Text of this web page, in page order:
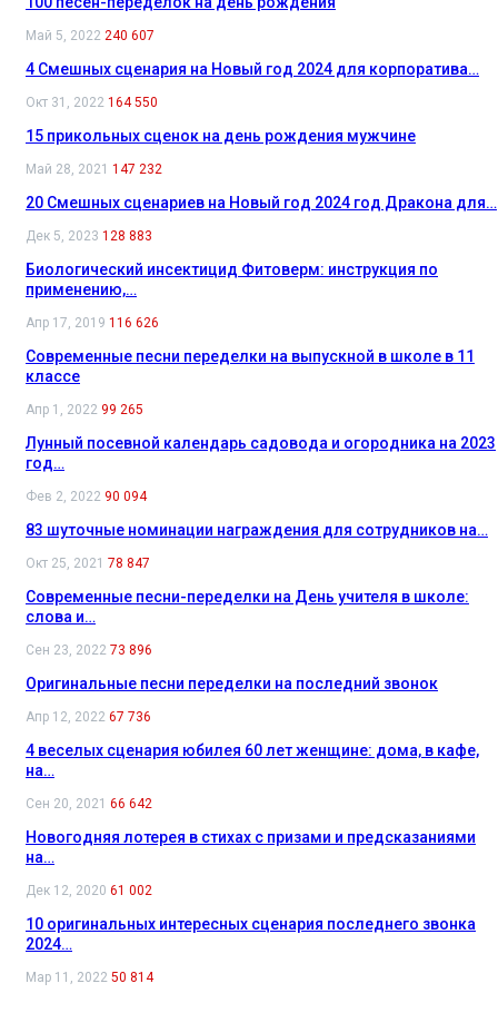
Май 5, 2022 240 607
4 Смешных сценария на Новый год 2024 для корпоратива…
Окт 31, 2022 164 550
15 прикольных сценок на день рождения мужчине
Май 28, 2021 147 232
20 Смешных сценариев на Новый год 2024 год Дракона для…
Дек 5, 2023 128 883
Биологический инсектицид Фитоверм: инструкция по
применению,…
Апр 17, 2019 116 626
Современные песни переделки на выпускной в школе в 11
классе
Апр 1, 2022 99 265
Лунный посевной календарь садовода и огородника на 2023
год…
Фев 2, 2022 90 094
83 шуточные номинации награждения для сотрудников на…
Окт 25, 2021 78 847
Современные песни-переделки на День учителя в школе:
слова и…
Сен 23, 2022 73 896
Оригинальные песни переделки на последний звонок
Апр 12, 2022 67 736
4 веселых сценария юбилея 60 лет женщине: дома, в кафе,
на…
Сен 20, 2021 66 642
Новогодняя лотерея в стихах с призами и предсказаниями
на…
Дек 12, 2020 61 002
10 оригинальных интересных сценария последнего звонка
2024…
Мар 11, 2022 50 814